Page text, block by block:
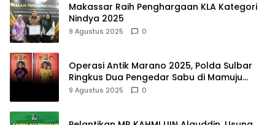
Makassar Raih Penghargaan KLA Kategori
Nindya 2025
9 Agustus 2025 0
Operasi Antik Marano 2025, Polda Sulbar
Ringkus Dua Pengedar Sabu di Mamuju
Tengah
9 Agustus 2025 0